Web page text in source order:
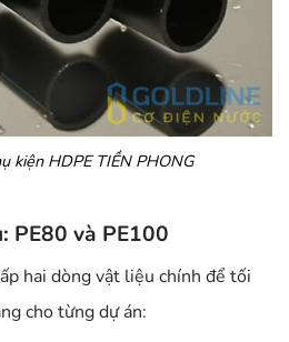
kiện HDPE TIỀN PHONG
PE80 và PE100
hai dòng vật liệu chính để tối
cho từng dự án: